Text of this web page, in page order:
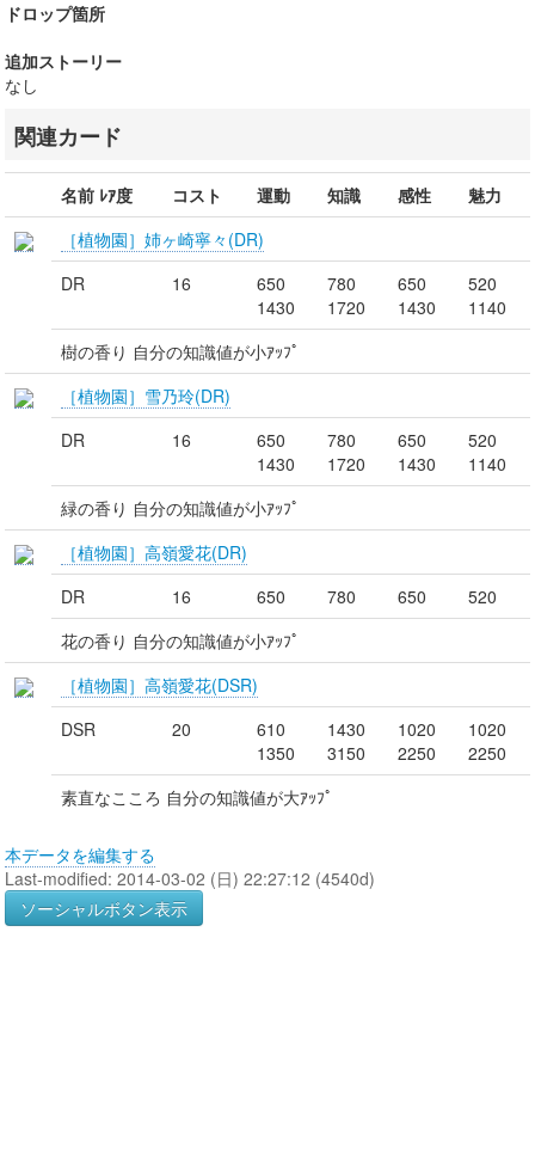
ドロップ箇所
追加ストーリー
なし
関連カード
名前 ﾚｱ度 コスト 運動 知識 感性
魅力
［植物園］姉ヶ崎寧々(DR)
DR
16
650
1430
780
1720
650
1430
520
1140
樹の香り 自分の知識値が小ｱｯﾌﾟ
［植物園］雪乃玲(DR)
DR
16
650
1430
780
1720
650
1430
520
1140
緑の香り 自分の知識値が小ｱｯﾌﾟ
［植物園］高嶺愛花(DR)
DR
16 650 780 650
520
花の香り 自分の知識値が小ｱｯﾌﾟ
［植物園］高嶺愛花(DSR)
DSR
20
610
1350
1430
3150
1020
2250
1020
2250
素直なこころ 自分の知識値が大ｱｯﾌﾟ
本データを編集する
Last-modified: 2014-03-02 (日) 22:27:12 (4540d)
ソーシャルボタン表示